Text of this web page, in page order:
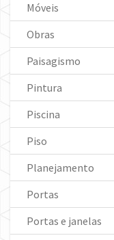
Móveis
Obras
Paisagismo
Pintura
Piscina
Piso
Planejamento
Portas
Portas e janelas